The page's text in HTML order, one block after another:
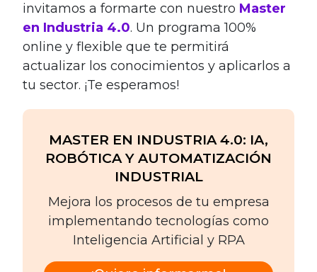
invitamos a formarte con nuestro Master
en Industria 4.0. Un programa 100%
online y flexible que te permitirá
actualizar los conocimientos y aplicarlos a
tu sector. ¡Te esperamos!
MASTER EN INDUSTRIA 4.0: IA,
ROBÓTICA Y AUTOMATIZACIÓN
INDUSTRIAL
Mejora los procesos de tu empresa
implementando tecnologías como
Inteligencia Artificial y RPA